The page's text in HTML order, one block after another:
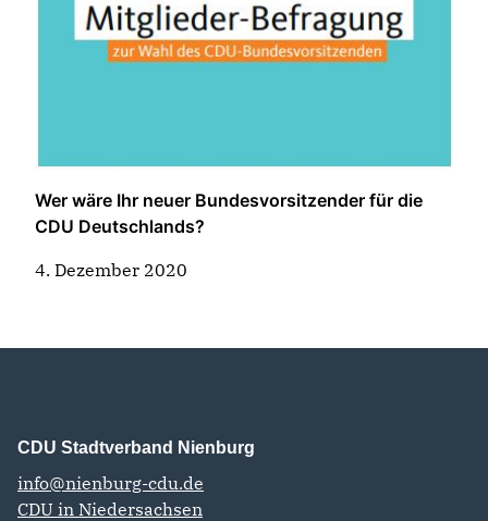
Wer wäre Ihr neuer Bundesvorsitzender für die
CDU Deutschlands?
4. Dezember 2020
CDU Stadtverband Nienburg
info@nienburg-cdu.de
CDU in Niedersachsen